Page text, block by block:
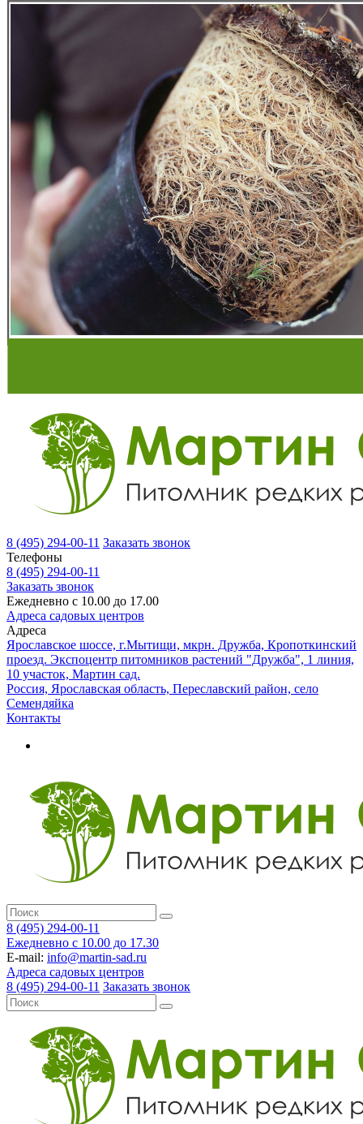
8 (495) 294-00-11 Заказать звонок
Телефоны
8 (495) 294-00-11
Заказать звонок
Ежедневно с 10.00 до 17.00
Адреса садовых центров
Адреса
Ярославское шоссе, г.Мытищи, мкрн. Дружба, Кропоткинский
проезд. Экспоцентр питомников растений "Дружба", 1 линия,
10 участок, Мартин сад.
Россия, Ярославская область, Переславский район, село
Семендяйка
Контакты
8 (495) 294-00-11
Ежедневно с 10.00 до 17.30
E-mail: info@martin-sad.ru
Адреса садовых центров
8 (495) 294-00-11 Заказать звонок